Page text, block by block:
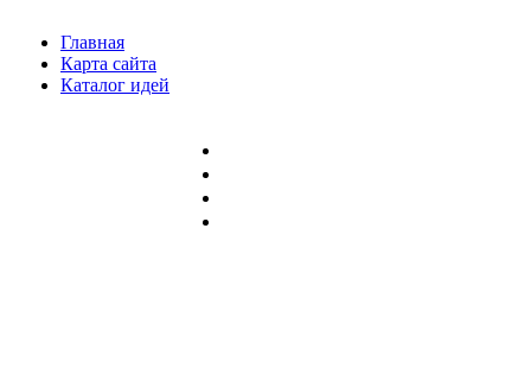
Главная
Карта сайта
Каталог идей